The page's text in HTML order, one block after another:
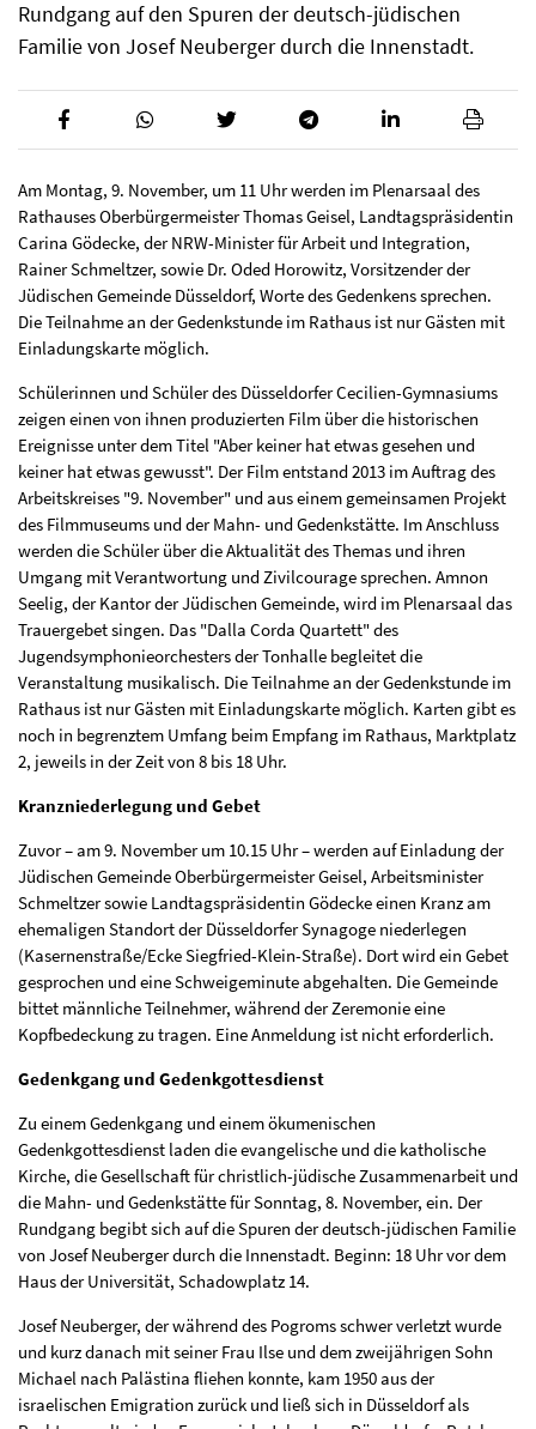
Rundgang auf den Spuren der deutsch-jüdischen
Familie von Josef Neuberger durch die Innenstadt.
Am Montag, 9. November, um 11 Uhr werden im Plenarsaal des
Rathauses Oberbürgermeister Thomas Geisel, Landtagspräsidentin
Carina Gödecke, der NRW-Minister für Arbeit und Integration,
Rainer Schmeltzer, sowie Dr. Oded Horowitz, Vorsitzender der
Jüdischen Gemeinde Düsseldorf, Worte des Gedenkens sprechen.
Die Teilnahme an der Gedenkstunde im Rathaus ist nur Gästen mit
Einladungskarte möglich.
Schülerinnen und Schüler des Düsseldorfer Cecilien-Gymnasiums
zeigen einen von ihnen produzierten Film über die historischen
Ereignisse unter dem Titel "Aber keiner hat etwas gesehen und
keiner hat etwas gewusst". Der Film entstand 2013 im Auftrag des
Arbeitskreises "9. November" und aus einem gemeinsamen Projekt
des Filmmuseums und der Mahn- und Gedenkstätte. Im Anschluss
werden die Schüler über die Aktualität des Themas und ihren
Umgang mit Verantwortung und Zivilcourage sprechen. Amnon
Seelig, der Kantor der Jüdischen Gemeinde, wird im Plenarsaal das
Trauergebet singen. Das "Dalla Corda Quartett" des
Jugendsymphonieorchesters der Tonhalle begleitet die
Veranstaltung musikalisch. Die Teilnahme an der Gedenkstunde im
Rathaus ist nur Gästen mit Einladungskarte möglich. Karten gibt es
noch in begrenztem Umfang beim Empfang im Rathaus, Marktplatz
2, jeweils in der Zeit von 8 bis 18 Uhr.
Kranzniederlegung und Gebet
Zuvor – am 9. November um 10.15 Uhr – werden auf Einladung der
Jüdischen Gemeinde Oberbürgermeister Geisel, Arbeitsminister
Schmeltzer sowie Landtagspräsidentin Gödecke einen Kranz am
ehemaligen Standort der Düsseldorfer Synagoge niederlegen
(Kasernenstraße/Ecke Siegfried-Klein-Straße). Dort wird ein Gebet
gesprochen und eine Schweigeminute abgehalten. Die Gemeinde
bittet männliche Teilnehmer, während der Zeremonie eine
Kopfbedeckung zu tragen. Eine Anmeldung ist nicht erforderlich.
Gedenkgang und Gedenkgottesdienst
Zu einem Gedenkgang und einem ökumenischen
Gedenkgottesdienst laden die evangelische und die katholische
Kirche, die Gesellschaft für christlich-jüdische Zusammenarbeit und
die Mahn- und Gedenkstätte für Sonntag, 8. November, ein. Der
Rundgang begibt sich auf die Spuren der deutsch-jüdischen Familie
von Josef Neuberger durch die Innenstadt. Beginn: 18 Uhr vor dem
Haus der Universität, Schadowplatz 14.
Josef Neuberger, der während des Pogroms schwer verletzt wurde
und kurz danach mit seiner Frau Ilse und dem zweijährigen Sohn
Michael nach Palästina fliehen konnte, kam 1950 aus der
israelischen Emigration zurück und ließ sich in Düsseldorf als